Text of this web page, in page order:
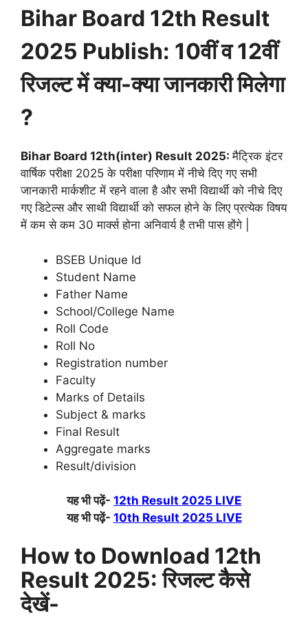
Bihar Board 12th Result
2025 Publish: 10वीं व 12वीं
रिजल्ट में क्या-क्या जानकारी मिलेगा
?
Bihar Board 12th(inter) Result 2025:मैट्रिक इंटर
वार्षिक परीक्षा 2025 के परीक्षा परिणाम में नीचे दिए गए सभी
जानकारी मार्कशीट में रहने वाला है और सभी विद्यार्थी को नीचे दिए
गए डिटेल्स और साथी विद्यार्थी को सफल होने के लिए प्रत्येक विषय
में कम से कम 30 मार्क्स होना अनिवार्य है तभी पास होंगे |
BSEB Unique Id
Student Name
Father Name
School/College Name
Roll Code
Roll No
Registration number
Faculty
Marks of Details
Subject & marks
Final Result
Aggregate marks
Result/division
यह भी पढ़ें- 12th Result 2025 LIVE
यह भी पढ़ें- 10th Result 2025 LIVE
How to Download 12th
Result 2025: रिजल्ट कैसे
देखें-